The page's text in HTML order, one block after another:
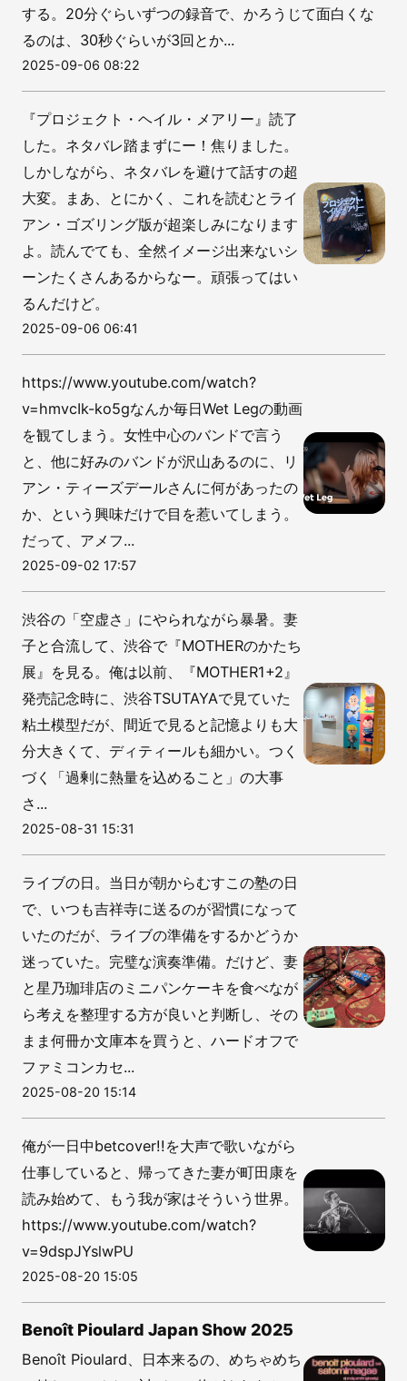
する。20分ぐらいずつの録音で、かろうじて面白くな
るのは、30秒ぐらいが3回とか...
2025-09-06 08:22
『プロジェクト・ヘイル・メアリー』読了
した。ネタバレ踏まずにー！焦りました。
しかしながら、ネタバレを避けて話すの超
大変。まあ、とにかく、これを読むとライ
アン・ゴズリング版が超楽しみになります
よ。読んでても、全然イメージ出来ないシ
ーンたくさんあるからなー。頑張ってはい
るんだけど。
2025-09-06 06:41
https://www.youtube.com/watch?
v=hmvcIk-ko5gなんか毎日Wet Legの動画
を観てしまう。女性中心のバンドで言う
と、他に好みのバンドが沢山あるのに、リ
アン・ティーズデールさんに何があったの
か、という興味だけで目を惹いてしまう。
だって、アメフ...
2025-09-02 17:57
渋谷の「空虚さ」にやられながら暴暑。妻
子と合流して、渋谷で『MOTHERのかたち
展』を見る。俺は以前、『MOTHER1+2』
発売記念時に、渋谷TSUTAYAで見ていた
粘土模型だが、間近で見ると記憶よりも大
分大きくて、ディティールも細かい。つく
づく「過剰に熱量を込めること」の大事
さ...
2025-08-31 15:31
ライブの日。当日が朝からむすこの塾の日
で、いつも吉祥寺に送るのが習慣になって
いたのだが、ライブの準備をするかどうか
迷っていた。完璧な演奏準備。だけど、妻
と星乃珈琲店のミニパンケーキを食べなが
ら考えを整理する方が良いと判断し、その
まま何冊か文庫本を買うと、ハードオフで
ファミコンカセ...
2025-08-20 15:14
俺が一日中betcover!!を大声で歌いながら
仕事していると、帰ってきた妻が町田康を
読み始めて、もう我が家はそういう世界。
https://www.youtube.com/watch?
v=9dspJYslwPU
2025-08-20 15:05
Benoît Pioulard Japan Show 2025
Benoît Pioulard、日本来るの、めちゃめち